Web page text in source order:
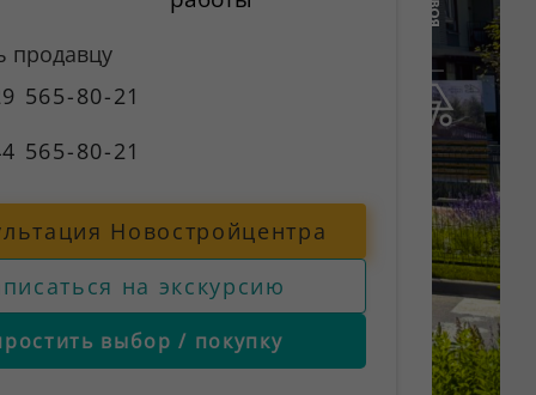
продавцу
565-80-21
565-80-21
Новостройцентра
на экскурсию
выбор / покупку